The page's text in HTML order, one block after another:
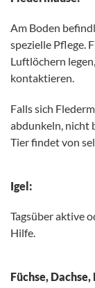
Am Boden
spezielle Pflege.
Luftlöchern
kontaktieren.
Falls sich
abdunkeln, nicht
Tier findet von
Igel:
Tagsüber aktive
Hilfe.
Füchse,